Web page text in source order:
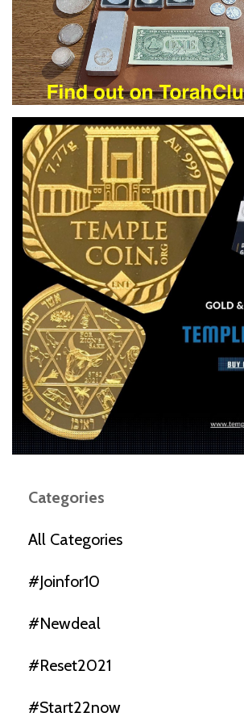
Categories
All Categories
#joinfor10
#newdeal
#reset2021
#start22now